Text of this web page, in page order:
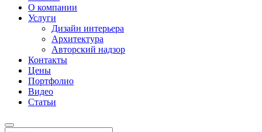
О компании
Услуги
Дизайн интерьера
Архитектура
Авторский надзор
Контакты
Цены
Портфолио
Видео
Статьи